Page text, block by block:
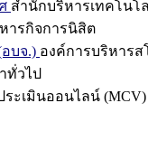
สำนักบริหารเทคโนโ
ารกิจการนิสิต
บจ.) องค์การบริหาร
ทั่วไป
ระเมินออนไลน์ (MCV)